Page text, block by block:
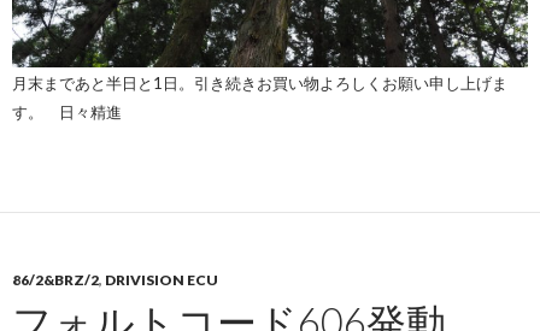
月末まであと半日と1日。引き続きお買い物よろしくお願い申し上げま
す。 日々精進
86/2&BRZ/2, DRIVISION ECU
フォルトコード606発動